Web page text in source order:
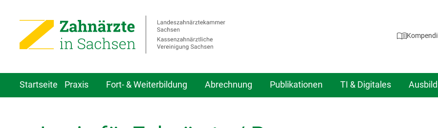
Startseite Praxis Fort- & Weiterbildung Abrechnung Publikationen TI & Digitales